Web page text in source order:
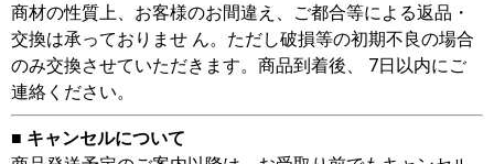
商材の性質上、お客様のお間違え、ご都合等による返品・
交換は承っておりませ ん。ただし破損等の初期不良の場合
のみ交換させていただきます。商品到着後、 7日以内にご
連絡ください。
■ キャンセルについて